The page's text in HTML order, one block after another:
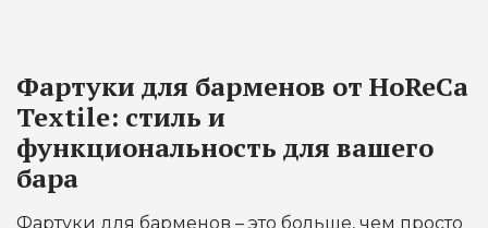
Фартуки для барменов от HoReCa
Textile: стиль и
функциональность для вашего
бара
Фартуки для барменов – это больше, чем просто